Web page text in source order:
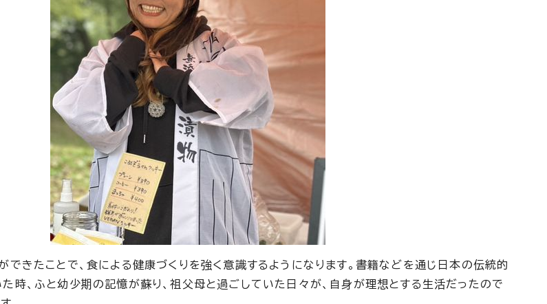
できたことで、食による健康づくりを強く意識するようになります。書籍などを通じ日本の伝統的
時、ふと幼少期の記憶が蘇り、祖父母と過ごしていた日々が、自身が理想とする生活だったので